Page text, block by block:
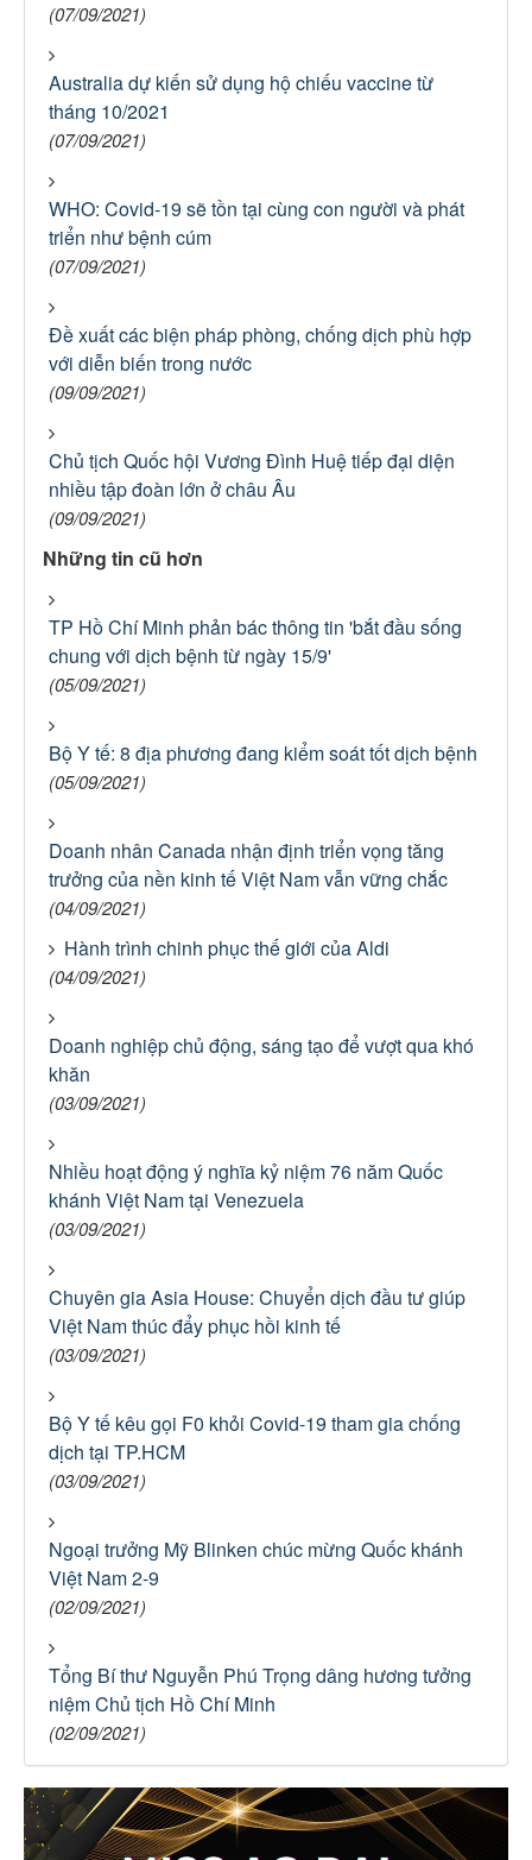
(07/09/2021)
Australia dự kiến sử dụng hộ chiếu vaccine từ
tháng 10/2021
(07/09/2021)
WHO: Covid-19 sẽ tồn tại cùng con người và phát
triển như bệnh cúm
(07/09/2021)
Đề xuất các biện pháp phòng, chống dịch phù hợp
với diễn biến trong nước
(09/09/2021)
Chủ tịch Quốc hội Vương Đình Huệ tiếp đại diện
nhiều tập đoàn lớn ở châu Âu
(09/09/2021)
Những tin cũ hơn
TP Hồ Chí Minh phản bác thông tin 'bắt đầu sống
chung với dịch bệnh từ ngày 15/9'
(05/09/2021)
Bộ Y tế: 8 địa phương đang kiểm soát tốt dịch bệnh
(05/09/2021)
Doanh nhân Canada nhận định triển vọng tăng
trưởng của nền kinh tế Việt Nam vẫn vững chắc
(04/09/2021)
Hành trình chinh phục thế giới của Aldi
(04/09/2021)
Doanh nghiệp chủ động, sáng tạo để vượt qua khó
khăn
(03/09/2021)
Nhiều hoạt động ý nghĩa kỷ niệm 76 năm Quốc
khánh Việt Nam tại Venezuela
(03/09/2021)
Chuyên gia Asia House: Chuyển dịch đầu tư giúp
Việt Nam thúc đẩy phục hồi kinh tế
(03/09/2021)
Bộ Y tế kêu gọi F0 khỏi Covid-19 tham gia chống
dịch tại TP.HCM
(03/09/2021)
Ngoại trưởng Mỹ Blinken chúc mừng Quốc khánh
Việt Nam 2-9
(02/09/2021)
Tổng Bí thư Nguyễn Phú Trọng dâng hương tưởng
niệm Chủ tịch Hồ Chí Minh
(02/09/2021)